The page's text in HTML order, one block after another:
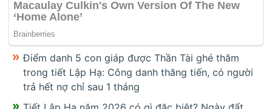
Điểm danh 5 con giáp được Thần Tài ghé thăm
trong tiết Lập Hạ: Công danh thăng tiến, có người
trả hết nợ chỉ sau 1 tháng